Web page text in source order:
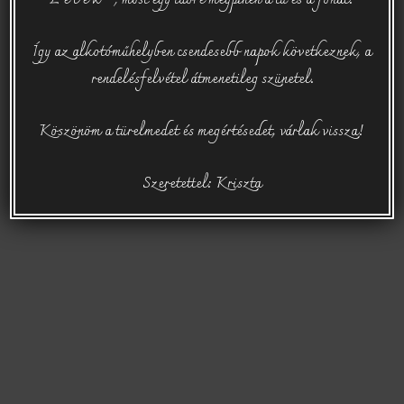
Így az alkotóműhelyben csendesebb napok következnek, a
rendelésfelvétel átmenetileg szünetel.
Köszönöm a türelmedet és megértésedet, várlak vissza!
Szeretettel: Kriszta